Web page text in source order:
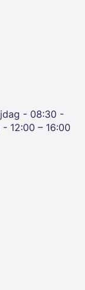
- 08:30 -
12:00 – 16:00